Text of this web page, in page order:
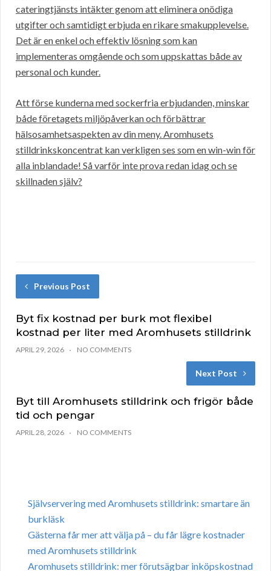
cateringtjänsts intäkter genom att eliminera onödiga
utgifter och samtidigt erbjuda en rikare smakupplevelse.
Det är en enkel och effektiv lösning som kan
implementeras omgående och som uppskattas både av
personal och kunder.
Att förse kunderna med sockerfria erbjudanden, minskar
både företagets miljöpåverkan och förbättrar
hälsosamhetsaspekten av din meny. Aromhusets
stilldrinkskoncentrat kan verkligen ses som en win-win för
alla inblandade! Så varför inte prova redan idag och se
skillnaden själv?
Previous Post
Byt fix kostnad per burk mot flexibel
kostnad per liter med Aromhusets stilldrink
APRIL 29, 2026 NO COMMENTS
Next Post
Byt till Aromhusets stilldrink och frigör både
tid och pengar
APRIL 28, 2026 NO COMMENTS
Självservering med Aromhusets stilldrink: smartare än
burkläsk
Gästerna får mer att välja på – du får lägre kostnader
med Aromhusets stilldrink
Aromhusets stilldrink: mer förutsägbar inköpskostnad